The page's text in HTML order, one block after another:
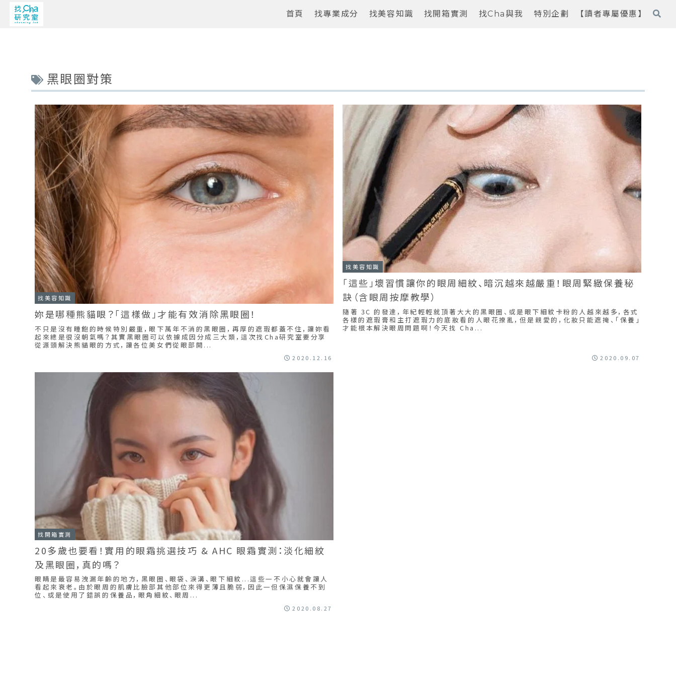
首頁 找專業成分 找美容知識 找開箱實測 找Cha與我 特別企劃 【讀者專屬優惠】
黑眼圈對策
找美容知識
妳是哪種熊貓眼？「這樣做」才能有效消除黑眼圈！
不只是沒有睡飽的時候特別嚴重，眼下萬年不消的黑眼圈，再厚的遮瑕都蓋不住，讓妳看
起來總是很沒朝氣嗎？其實黑眼圈可以依據成因分成三大類，這次找Cha研究室要分享
從源頭解決熊貓眼的方式，讓各位美女們從眼部開...
2020.12.16
找美容知識
「這些」壞習慣讓你的眼周細紋、暗沉越來越嚴重！眼周緊緻保養秘
訣（含眼周按摩教學）
隨著 3C 的發達，年紀輕輕就頂著大大的黑眼圈、或是眼下細紋卡粉的人越來越多，各式
各樣的遮瑕膏和主打遮瑕力的底妝看的人眼花撩亂，但是親愛的，化妝只能遮掩、「保養」
才能根本解決眼周問題啊！今天找 Cha...
2020.09.07
找開箱實測
20多歲也要看！實用的眼霜挑選技巧 & AHC 眼霜實測：淡化細紋
及黑眼圈，真的嗎？
眼睛是最容易洩漏年齡的地方，黑眼圈、眼袋、淚溝、眼下細紋...這些一不小心就會讓人
看起來衰老。由於眼周的肌膚比臉部其他部位來得更薄且脆弱，因此一但保濕保養不到
位、或是使用了錯誤的保養品，眼角細紋、眼周...
2020.08.27